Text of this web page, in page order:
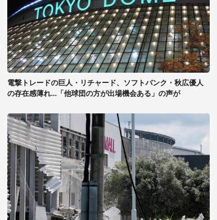
電撃トレードの巨人・リチャード、ソフトバンク・秋広優人
の存在感薄れ...「他球団の方が出場機会ある」の声が